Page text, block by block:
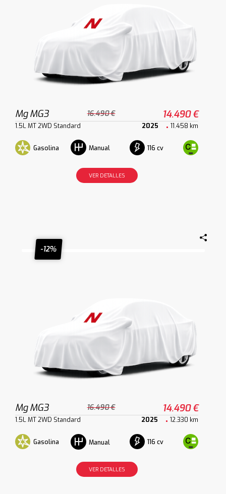
Mg MG3 16.490 € 14.490 €
1.5L MT 2WD Standard 2025 11.458 km
Gasolina Manual 116 cv
VER DETALLES
-12%
Mg MG3 16.490 € 14.490 €
1.5L MT 2WD Standard 2025 12.330 km
Gasolina Manual 116 cv
VER DETALLES